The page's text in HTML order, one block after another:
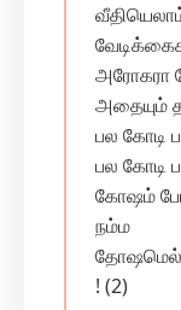
அரோகரா
அதையும்
பல கோடி
பல கோடி
கோஷம்
நம்ம‌
! (2)